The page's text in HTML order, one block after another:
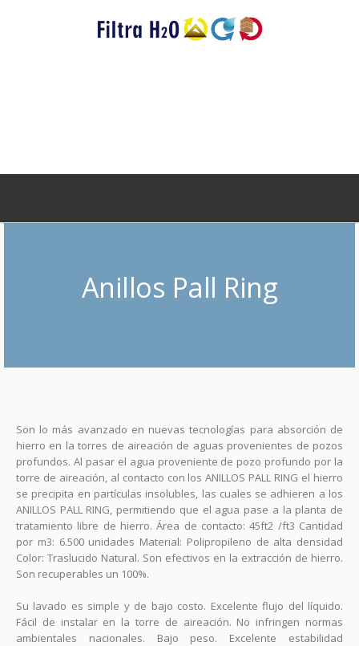
Anillos Pall Ring
Son lo más avanzado en nuevas tecnologías para absorción de
hierro en la torres de aireación de aguas provenientes de pozos
profundos. Al pasar el agua proveniente de pozo profundo por la
torre de aireación, al contacto con los ANILLOS PALL RING el hierro
se precipita en partículas insolubles, las cuales se adhieren a los
ANILLOS PALL RING, permitiendo que el agua pase a la planta de
tratamiento libre de hierro. Área de contacto: 45ft2 /ft3 Cantidad
por m3: 6.500 unidades Material: Polipropileno de alta densidad
Color: Traslucido Natural. Son efectivos en la extracción de hierro.
Son recuperables un 100%.
Su lavado es simple y de bajo costo. Excelente flujo del líquido.
Fácil de instalar en la torre de aireación. No infringen normas
ambientales nacionales. Bajo peso. Excelente estabilidad